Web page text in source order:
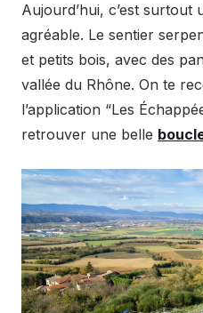
Aujourd’hui, c’est
agréable. Le sentier
et petits bois, avec des
vallée du Rhône. On te
l’application “Les
retrouver une belle